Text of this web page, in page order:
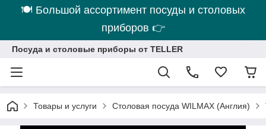
🍽 Большой ассортимент посуды и столовых
приборов 👉
Посуда и столовые приборы от TELLER
Товары и услуги Столовая посуда WILMAX (Англия)